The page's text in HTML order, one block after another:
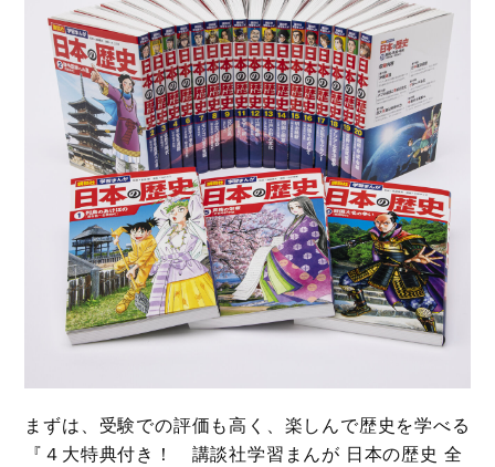
まずは、受験での評価も高く、楽しんで歴史を学べる
『４大特典付き！ 講談社学習まんが 日本の歴史 全